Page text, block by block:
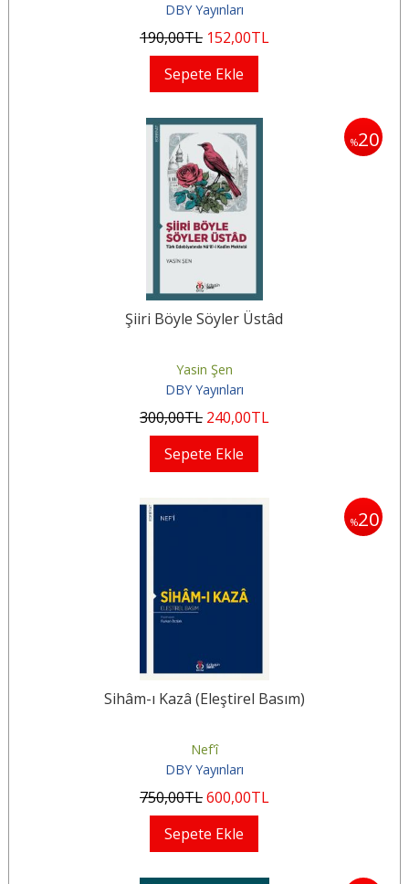
DBY Yayınları
190,00TL 152,00TL
Sepete Ekle
%20
Şiiri Böyle Söyler Üstâd
Yasin Şen
DBY Yayınları
300,00TL 240,00TL
Sepete Ekle
%20
Sihâm-ı Kazâ (Eleştirel Basım)
Nef'î
DBY Yayınları
750,00TL600,00TL
Sepete Ekle